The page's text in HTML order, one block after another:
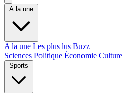
A la une
A la une Les plus lus Buzz
Sciences Politique Économie Culture
Sports